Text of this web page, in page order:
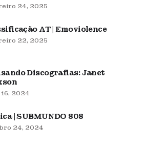
24, 2025
AT | Emoviolence
22, 2025
Discografias: Janet
2024
| SUBMUNDO 808
24, 2024